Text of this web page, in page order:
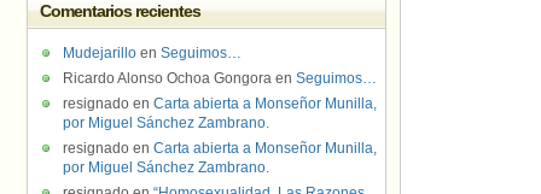
Comentarios recientes
Mudejarillo en Seguimos…
Ricardo Alonso Ochoa Gongora en Seguimos…
resignado en Carta abierta a Monseñor Munilla,
por Miguel Sánchez Zambrano.
resignado en Carta abierta a Monseñor Munilla,
por Miguel Sánchez Zambrano.